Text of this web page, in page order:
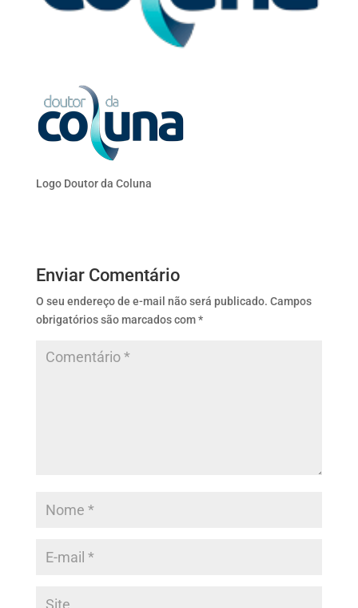
Logo Doutor da Coluna
Enviar Comentário
O seu endereço de e-mail não será publicado. Campos
obrigatórios são marcados com*